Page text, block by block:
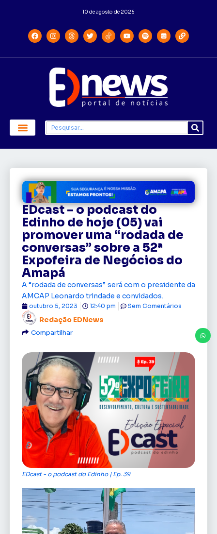
10 de agosto de 2026
EDcast – o podcast do
Edinho de hoje (05) vai
promover uma “rodada de
conversas” sobre a 52ª
Expofeira de Negócios do
Amapá
A “rodada de conversas” será com o presidente da
AMCAP Leonardo trindade e convidados.
Redação EDNews
outubro 5, 2023 12:40 pm Sem Comentários
Compartilhar
EDcast - o podcast do Edinho | Ep. 39